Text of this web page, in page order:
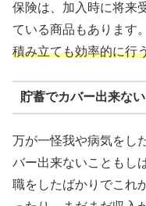
保険は、加入時に将来
ている商品もあります
積み立ても効率的に行
貯蓄でカバー出来な
万が一怪我や病気をし
バー出来ないこともし
職をしたばかりでこれ